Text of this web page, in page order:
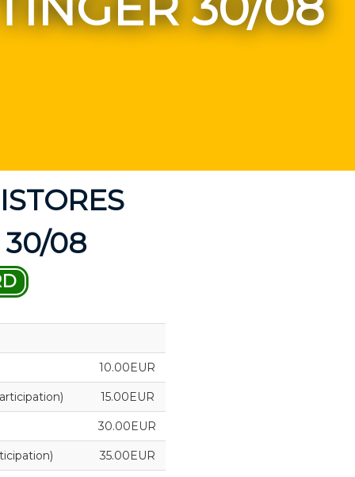
30/08
10.00EUR
15.00EUR
30.00EUR
35.00EUR